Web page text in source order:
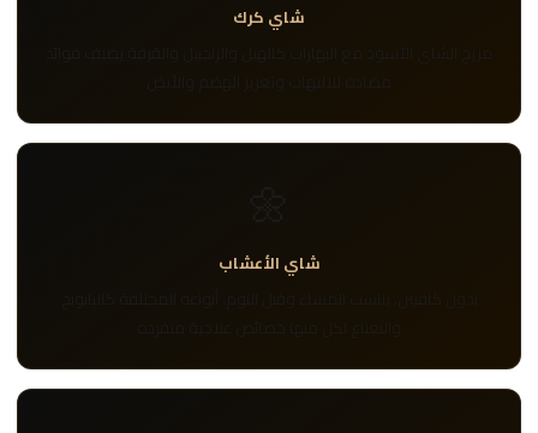
شاي كرك
مزيج الشاي الأسود مع البهارات كالهيل والزنجبيل والقرفة يضيف فوائد
مضادة للالتهاب وتعزيز الهضم والأيض
شاي الأعشاب
بدون كافيين، يناسب المساء وقبل النوم، أنواعه المختلفة كالبابونج
والنعناع لكل منها خصائص علاجية متفردة